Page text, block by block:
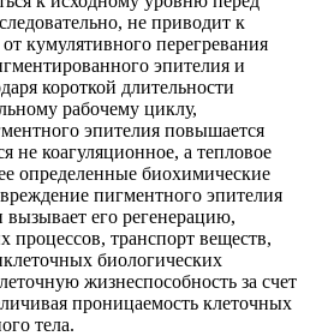
не приводит к
кумулятивного перегревания
эпителия и
короткой длительности
рабочему циклу,
эпителия повышается
не коагуляционное, а тепловое
определенные биохимические
пигментного эпителия
вызывает его регенерацию,
процессов, транспорт веществ,
биологических
жизнеспособность за счет
проницаемость клеточных
тела.